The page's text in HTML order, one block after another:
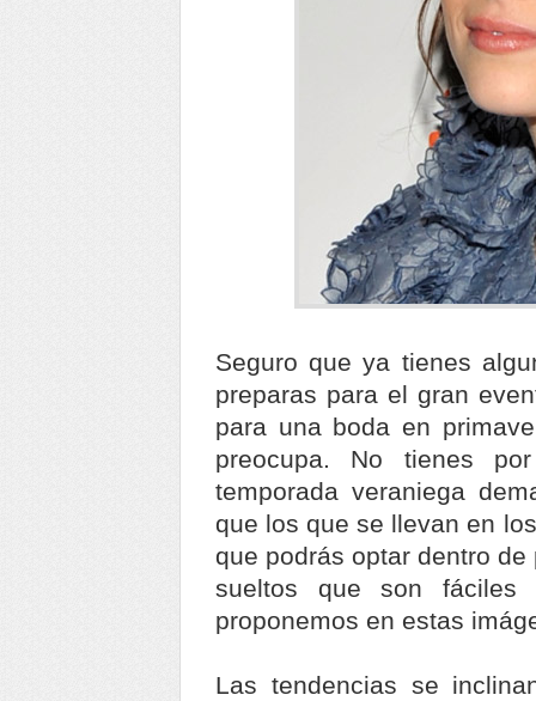
Seguro que ya tienes
preparas para el gran
para una boda en
preocupa. No tienes
temporada veraniega
que los que se llevan en
que podrás optar dentro
sueltos que son
proponemos en estas
Las tendencias se